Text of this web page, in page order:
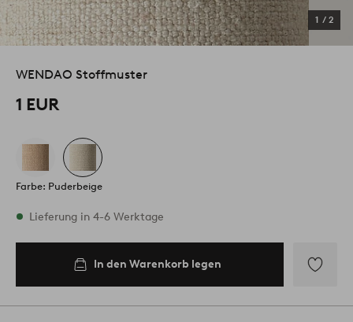
1 / 2
WENDAO Stoffmuster
1 EUR
Farbe: Puderbeige
Vorrätig
Lieferung in 4-6 Werktage
In den Warenkorb legen
Favoriten